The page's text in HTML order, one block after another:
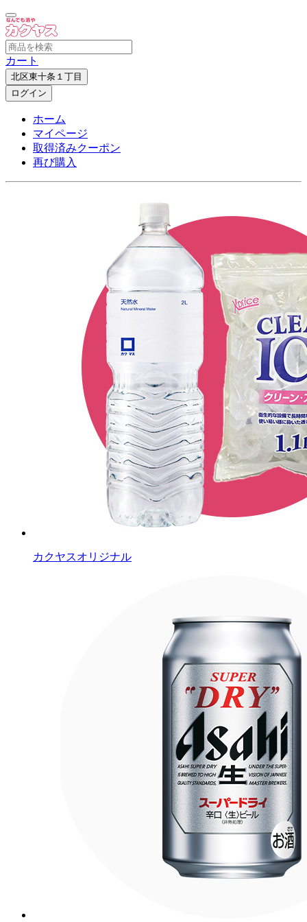
カート
北区東十条１丁目
ログイン
ホーム
マイページ
取得済みクーポン
再び購入
カクヤスオリジナル